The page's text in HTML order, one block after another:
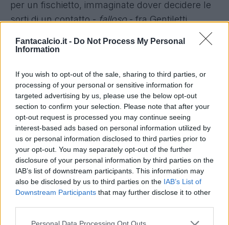
Fantacalcio.it - Do Not Process My Personal
Information
If you wish to opt-out of the sale, sharing to third parties, or
processing of your personal or sensitive information for
targeted advertising by us, please use the below opt-out
section to confirm your selection. Please note that after your
opt-out request is processed you may continue seeing
interest-based ads based on personal information utilized by
us or personal information disclosed to third parties prior to
your opt-out. You may separately opt-out of the further
disclosure of your personal information by third parties on the
IAB’s list of downstream participants. This information may
also be disclosed by us to third parties on the IAB’s List of
Downstream Participants that may further disclose it to other
Personal Data Processing Opt Outs
per un fischietto, immaginate dover decidere le
sorti di un contatto -falloso- fra Gentiletti
a cavallo dell'area di rigore dopo otto
minuti di gioco. Il fallo dell'argentino avviene
dischetto. Dagli undici metri il numero nove
giallorosso trasforma centralmente per l'1-0 che
resisterà per tutta la prima frazione. La gara che
doveva essere degli esterni non delude le
aspettative, e se Garcia ne schiera perfino tre
(Salah e Gervinho alipuree Iago spesso a
ripiegare in mediana), Pioli può smoccolare
per tunnel a Vainqueur e bolide sulla traversa
dello sfortunato Felipe Anderson. Il conto dei
legni è pareggiato da Nainggolan dopo due
ottime
chance sprecate da Džeko e Djordjevic a